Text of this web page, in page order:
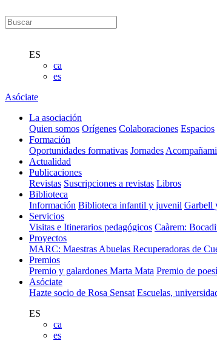
ES
ca
es
Asóciate
La asociación
Quien somos Orígenes Colaboraciones Espacios
Formación
Oportunidades formativas Jornades
Actualidad
Publicaciones
Revistas Suscripciones a revistas Libros
Biblioteca
Información Biblioteca infantil y juvenil Garbell
Servicios
Visitas e Itinerarios pedagógicos Caàrem:
Proyectos
MARC: Maestras Abuelas Recuperadoras de
Premios
Premio y galardones Marta Mata Premio de
Asóciate
Hazte socio de Rosa Sensat Escuelas,
ES
ca
es